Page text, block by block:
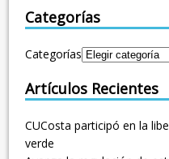
Categorías
Categorías
Artículos Recientes
CUCosta participó en la
verde